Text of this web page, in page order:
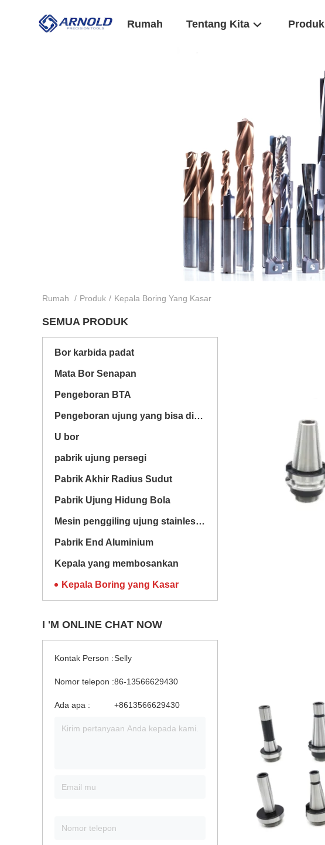
Rumah Tentang Kita Produk
Rumah / Produk / Kepala Boring Yang Kasar
SEMUA PRODUK
Bor karbida padat
Mata Bor Senapan
Pengeboran BTA
Pengeboran ujung yang bisa ditukar
U bor
pabrik ujung persegi
Pabrik Akhir Radius Sudut
Pabrik Ujung Hidung Bola
Mesin penggiling ujung stainless steel
Pabrik End Aluminium
Kepala yang membosankan
Kepala Boring yang Kasar
I 'M ONLINE CHAT NOW
Kontak Person :Selly
Nomor telepon :86-13566629430
Ada apa : +8613566629430